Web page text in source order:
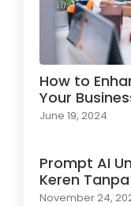
How to
Your
June 19, 2024
Prompt AI
Keren
November 24,